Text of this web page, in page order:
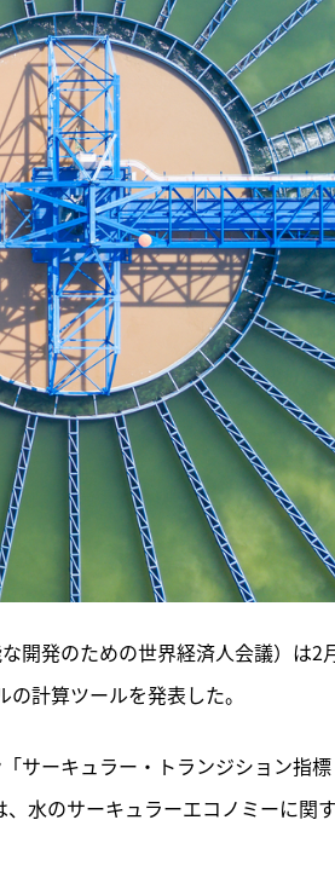
開発のための世界経済人会議）は2
計算ツールを発表した。
サーキュラー・トランジション指標
水のサーキュラーエコノミーに関